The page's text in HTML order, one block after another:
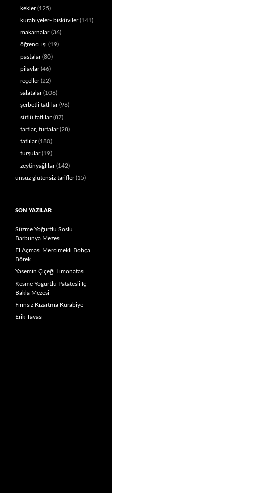
kekler(125)
kurabiyeler- bisküviler(141)
makarnalar(36)
öğrenci işi (19)
pastalar(80)
pilavlar(46)
reçeller(22)
salatalar(106)
şerbetli tatlılar(96)
sütlü tatlılar(87)
tartlar, turtalar(28)
tatlılar(180)
turşular(19)
zeytinyağlılar(142)
unsuz glutensiz tarifler(15)
SON YAZILAR
Süzme Yoğurtlu Soslu
Barbunya Mezesi
El Açması Mercimekli Bohça
Börek
Yasemin Çiçeği Limonatası
Kesme Yoğurtlu Patatesli İç
Bakla Mezesi
Fırınsız Kızartma Kurabiye
Erik Tavası